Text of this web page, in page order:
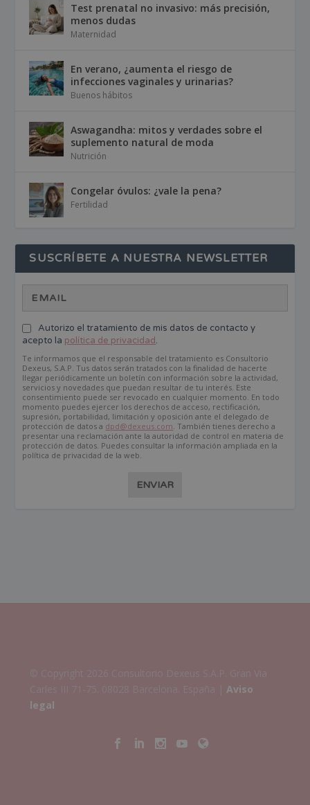
Test prenatal no invasivo: más precisión,
menos dudas
Maternidad
En verano, ¿aumenta el riesgo de
infecciones vaginales y urinarias?
Buenos hábitos
Aswagandha: mitos y verdades sobre el
suplemento natural de moda
Nutrición
Congelar óvulos: ¿vale la pena?
Fertilidad
SUSCRÍBETE A NUESTRA NEWSLETTER
Autorizo el tratamiento de mis datos de contacto y
acepto la política de privacidad.
Te informamos que el responsable del tratamiento es Consultorio
Dexeus, S.A.P. Tus datos serán tratados con la finalidad de hacerte
llegar periódicamente un boletín con información sobre la actividad,
servicios y novedades que puedan resultar de tu interés. Este
consentimiento puede ser revocado en cualquier momento. En todo
momento puedes ejercer los derechos de acceso, rectificación,
supresión, portabilidad, limitación y oposición ante el delegado de
protección de datos a dpd@dexeus.com . También tienes derecho a
presentar una reclamación ante la autoridad de control en materia de
protección de datos. Puedes consultar la información ampliada en la
política de privacidad de la web.
ENVIAR
Aviso
legal